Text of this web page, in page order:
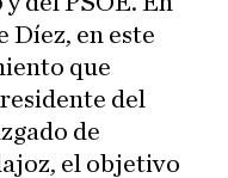
Díez, en este
que
del
de
el objetivo